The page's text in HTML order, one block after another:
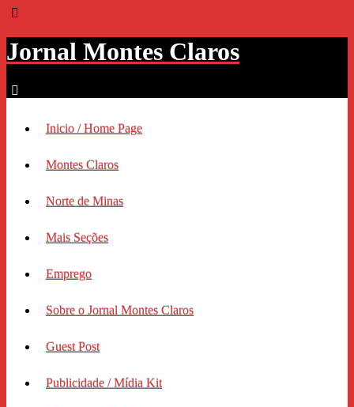
Jornal Montes Claros
Inicio / Home Page
Montes Claros
Norte de Minas
Mais Seções
Emprego
Sobre o Jornal Montes Claros
Guest Post
Publicidade / Mídia Kit